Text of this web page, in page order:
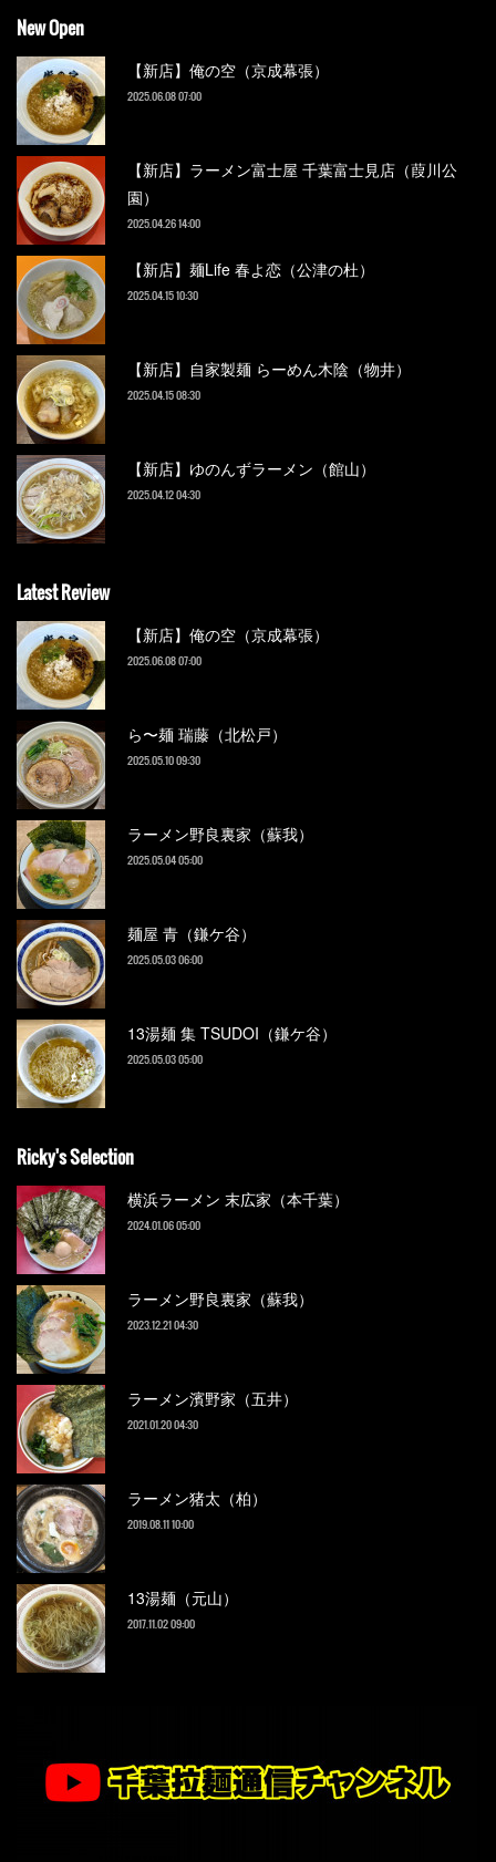
New Open
【新店】俺の空（京成幕張）
2025.06.08 07:00
【新店】ラーメン富士屋 千葉富士見店（葭川公
園）
2025.04.26 14:00
【新店】麺Life 春よ恋（公津の杜）
2025.04.15 10:30
【新店】自家製麺 らーめん木陰（物井）
2025.04.15 08:30
【新店】ゆのんずラーメン（館山）
2025.04.12 04:30
Latest Review
【新店】俺の空（京成幕張）
2025.06.08 07:00
ら〜麺 瑞藤（北松戸）
2025.05.10 09:30
ラーメン野良裏家（蘇我）
2025.05.04 05:00
麺屋 青（鎌ケ谷）
2025.05.03 06:00
13湯麺 集 TSUDOI（鎌ケ谷）
2025.05.03 05:00
Ricky's Selection
横浜ラーメン 末広家（本千葉）
2024.01.06 05:00
ラーメン野良裏家（蘇我）
2023.12.21 04:30
ラーメン濱野家（五井）
2021.01.20 04:30
ラーメン猪太（柏）
2019.08.11 10:00
13湯麺（元山）
2017.11.02 09:00